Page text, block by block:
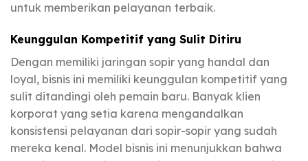
untuk memberikan pelayanan terbaik.
Keunggulan Kompetitif yang Sulit Ditiru
Dengan memiliki jaringan sopir yang handal dan
loyal, bisnis ini memiliki keunggulan kompetitif yang
sulit ditandingi oleh pemain baru. Banyak klien
korporat yang setia karena mengandalkan
konsistensi pelayanan dari sopir-sopir yang sudah
mereka kenal. Model bisnis ini menunjukkan bahwa